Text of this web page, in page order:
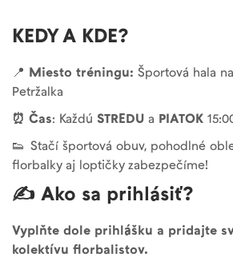
KEDY A KDE?
📍 Miesto tréningu: Športová hala
Petržalka
⏰ Čas: Každú STREDU a PIATOK
👟 Stačí športová obuv, pohodlné
florbalky aj loptičky zabezpečíme!
✍️ Ako sa prihlásiť?
Vyplňte dole prihlášku a pridajte
kolektívu florbalistov.